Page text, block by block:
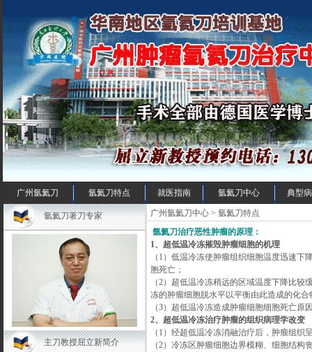
广州氩氦刀 氩氦刀特点 就医指南 氩氦刀中心 典型
氩氦刀著刀专家
主刀教授屈立新简介
广州氩氦刀中心 > 氩氦刀特点
氩氦刀治疗恶性肿瘤的原理：
1、超低温冷冻摧毁肿瘤细胞的机理
（1）低温冷冻使肿瘤组织细胞温度迅速
胞死亡；
（2）超低温冷冻稍远的区域温度下降比
冻的肿瘤细胞脱水平以平衡由此造成的化
（3）超低温冷冻造成肿瘤细胞细胞死亡
2、超低温冷冻治疗肿瘤的组织病理学改变
（1）经超低温冷冻消融治疗后，肿瘤组
（2）冷冻区肿瘤细胞边界模糊、细胞结